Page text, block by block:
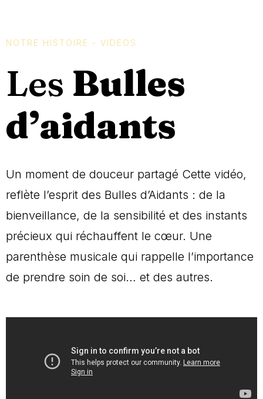
NOTRE HISTOIRE - VIDEOS
Les Bulles
d’aidants
Un moment de douceur partagé Cette vidéo,
reflète l’esprit des Bulles d’Aidants : de la
bienveillance, de la sensibilité et des instants
précieux qui réchauffent le cœur. Une
parenthèse musicale qui rappelle l’importance
de prendre soin de soi… et des autres.